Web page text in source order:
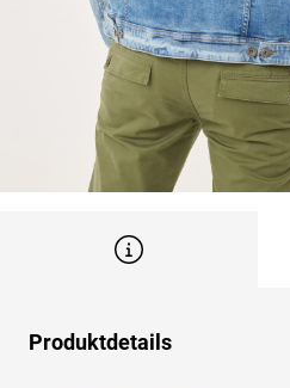
Produktdetails